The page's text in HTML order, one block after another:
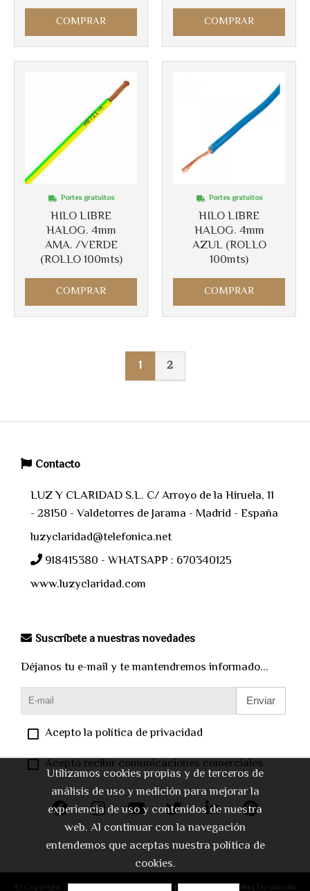
COMPRAR COMPRAR
HILO LIBRE
HALOG. 4mm
AMA. /VERDE
(ROLLO 100mts)
Portes gratuitos
COMPRAR
HILO LIBRE
HALOG. 4mm
AZUL (ROLLO
100mts)
Portes gratuitos
COMPRAR
1 2
Contacto
LUZ Y CLARIDAD S.L. C/ Arroyo de la Hiruela, 11
- 28150 - Valdetorres de Jarama - Madrid - España
luzyclaridad@telefonica.net
918415380 - WHATSAPP : 670340125
www.luzyclaridad.com
Suscríbete a nuestras novedades
Déjanos tu e-mail y te mantendremos informado...
Enviar
Acepto la política de privacidad
Acepto recibir comunicaciones comerciales.
© Copyright 2026 |Aviso legal|Política de privacidad|Cookies| Desarrollo
Utilizamos cookies propias y de terceros de
análisis de uso y medición para mejorar la
experiencia de uso y contenidos de nuestra
web. Al continuar con la navegación
entendemos que aceptas nuestra política de
cookies.